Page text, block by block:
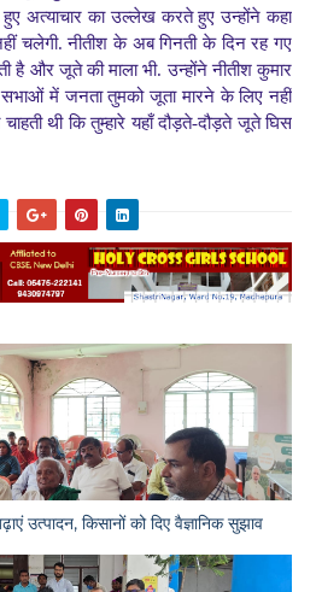
हुए अत्याचार का उल्लेख करते हुए उन्होंने कहा
चलेगी. नीतीश के अब गिनती के दिन रह गए
है और जूते की माला भी. उन्होंने नीतीश कुमार
में जनता तुमको जूता मारने के लिए नहीं
चाहती थी कि तुम्हारे यहाँ दौड़ते-दौड़ते जूते घिस
उत्पादन, किसानों को दिए वैज्ञानिक सुझाव